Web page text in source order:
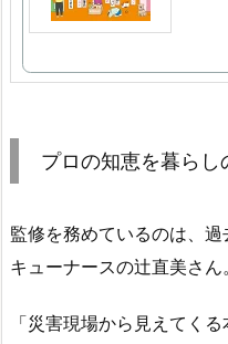
プロの知恵を暮らし
監修を務めているのは、
キューナースの辻直美さん。
「災害現場から見えてく